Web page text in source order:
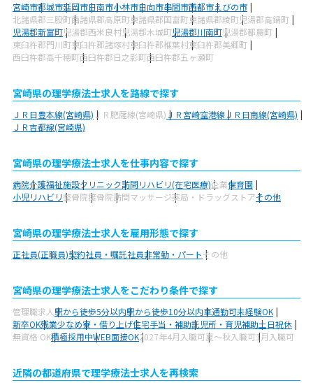
宮崎市都城市延岡市日南市小林市日向市串間市西都市えびの市
北諸県郡三股町西諸県郡高原町東諸県郡国富町東諸県郡綾町児湯郡高鍋町
児湯郡新富町児湯郡西米良村児湯郡木城町児湯郡川南町児湯郡都農町
東臼杵郡門川町東臼杵郡諸塚村東臼杵郡椎葉村東臼杵郡美郷町
西臼杵郡高千穂町西臼杵郡日之影町西臼杵郡五ヶ瀬町
宮崎県の理学療法士求人を路線で探す
ＪＲ日豊本線(宮崎県) ＪＲ肥薩線(宮崎県)ＪＲ宮崎空港線ＪＲ日南線(宮崎県)
ＪＲ吉都線(宮崎県)
宮崎県の理学療法士求人を仕事内容で探す
病院介護福祉施設クリニック訪問リハビリ(在宅医療)企業保育園
小児リハビリ整骨院接骨院訪問マッサージ薬局・ドラッグストアその他
宮崎県の理学療法士求人を雇用形態で探す
正社員(正職員)契約社員・嘱託社員非常勤・パートその他
宮崎県の理学療法士求人をこだわり条件で探す
管理職求人駅から徒歩5分以内駅から徒歩10分以内車通勤可未経験OK
新卒OK残業少なめ寮・借り上げ住宅手当・補助託児所・育児補助土日祝休
無資格 OK積極採用中WEB面接OK2027年4月入職可夏～秋入職可1月入職可
近隣の都道府県で理学療法士求人を再検索